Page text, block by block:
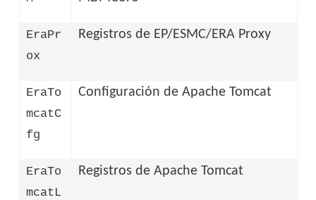
EraPr
ox
Registros de EP/ESMC/ERA Proxy
EraTo
mcatC
fg
Configuración de Apache Tomcat
EraTo
mcatL
Registros de Apache Tomcat